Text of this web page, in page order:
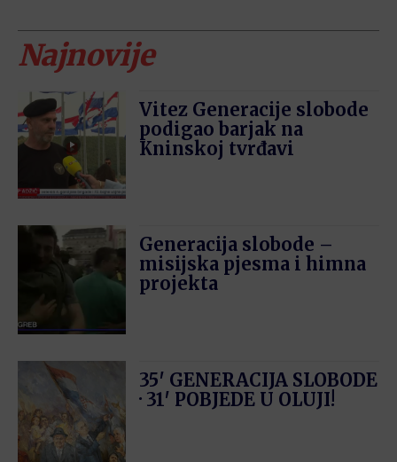
Najnovije
Vitez Generacije slobode
podigao barjak na
Kninskoj tvrđavi
Generacija slobode –
misijska pjesma i himna
projekta
35′ GENERACIJA SLOBODE
· 31′ POBJEDE U OLUJI!